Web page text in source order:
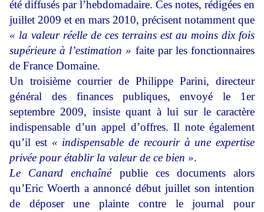
été diffusés par l’hebdomadaire. Ces notes, rédigées en
juillet 2009 et en mars 2010, précisent notamment que
« la valeur réelle de ces terrains est au moins dix fois
supérieure à l’estimation » faite par les fonctionnaires
de France Domaine.
Un troisième courrier de Philippe Parini, directeur
général des finances publiques, envoyé le 1er
septembre 2009, insiste quant à lui sur le caractère
indispensable d’un appel d’offres. Il note également
qu’il est « indispensable de recourir à une expertise
privée pour établir la valeur de ce bien ».
Le Canard enchaînépublie ces documents alors
qu’Eric Woerth a annoncé début juillet son intention
de déposer une plainte contre le journal pour